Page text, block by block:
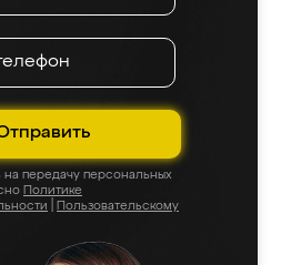
передачу персональных
Политике
Пользовательскому